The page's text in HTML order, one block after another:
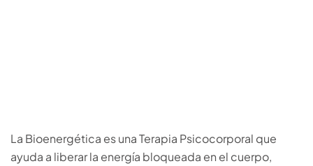
La Bioenergética es una Terapia Psicocorporal que
ayuda a liberar la energía bloqueada en el cuerpo,